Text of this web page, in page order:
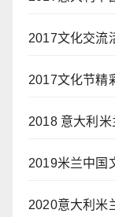
2017文化交流
2017文化节精
2018 意大利
2019米兰中国
2020意大利米